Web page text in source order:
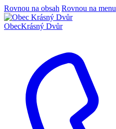
Rovnou na obsah Rovnou na menu
ObecKrásný Dvůr